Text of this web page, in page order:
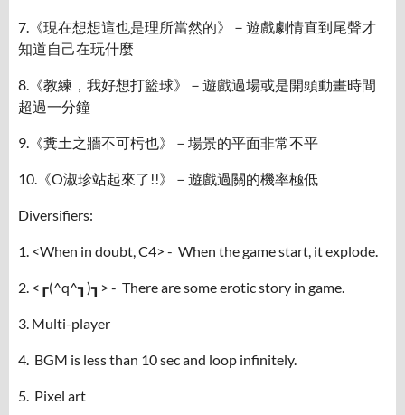
7.《現在想想這也是理所當然的》－遊戲劇情直到尾聲才
知道自己在玩什麼
8.《教練，我好想打籃球》－遊戲過場或是開頭動畫時間
超過一分鐘
9.《糞土之牆不可杇也》－場景的平面非常不平
10.《O淑珍站起來了!!》－遊戲過關的機率極低
Diversifiers:
1. <When in doubt, C4> - When the game start, it explode.
2. <┏(^q^┓)┓> - There are some erotic story in game.
3. Multi-player
4. BGM is less than 10 sec and loop infinitely.
5. Pixel art